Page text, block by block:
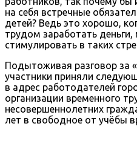
на себя встречные
детей? Ведь это хорошо,
трудом заработать
стимулировать в таких
Подытоживая разговор за
участники приняли
в адрес работодателей
организации временного
несовершеннолетних
лет в свободное от учёбы